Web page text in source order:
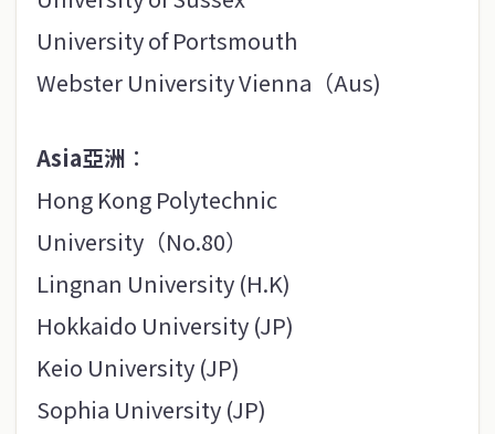
University of Portsmouth
Webster University Vienna（Aus)
Asia亞洲 ：
Hong Kong Polytechnic
University（No.80）
Lingnan University (H.K)
Hokkaido University (JP)
Keio University (JP)
Sophia University (JP)